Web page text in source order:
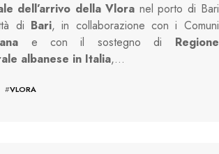
dell’arrivo della Vlora nel porto di Bari
di Bari, in collaborazione con i Comuni
e con il sostegno di Regione
albanese in Italia,…
#VLORA